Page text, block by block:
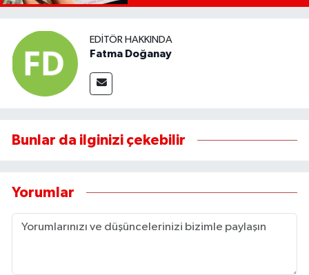
EDITÖR HAKKINDA
Fatma Doğanay
Bunlar da ilginizi çekebilir
Yorumlar